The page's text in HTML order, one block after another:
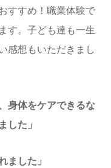
すすめ！職業体験で
す。子ども達も一生
感想もいただきまし
身体をケアできるな
した」
ました」